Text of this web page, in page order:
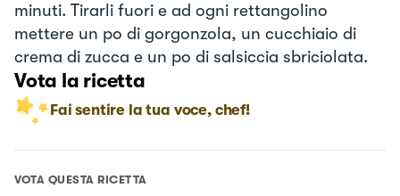
minuti. Tirarli fuori e ad ogni rettangolino
mettere un po di gorgonzola, un cucchiaio di
crema di zucca e un po di salsiccia sbriciolata.
Vota la ricetta
Fai sentire la tua voce, chef!
VOTA QUESTA RICETTA